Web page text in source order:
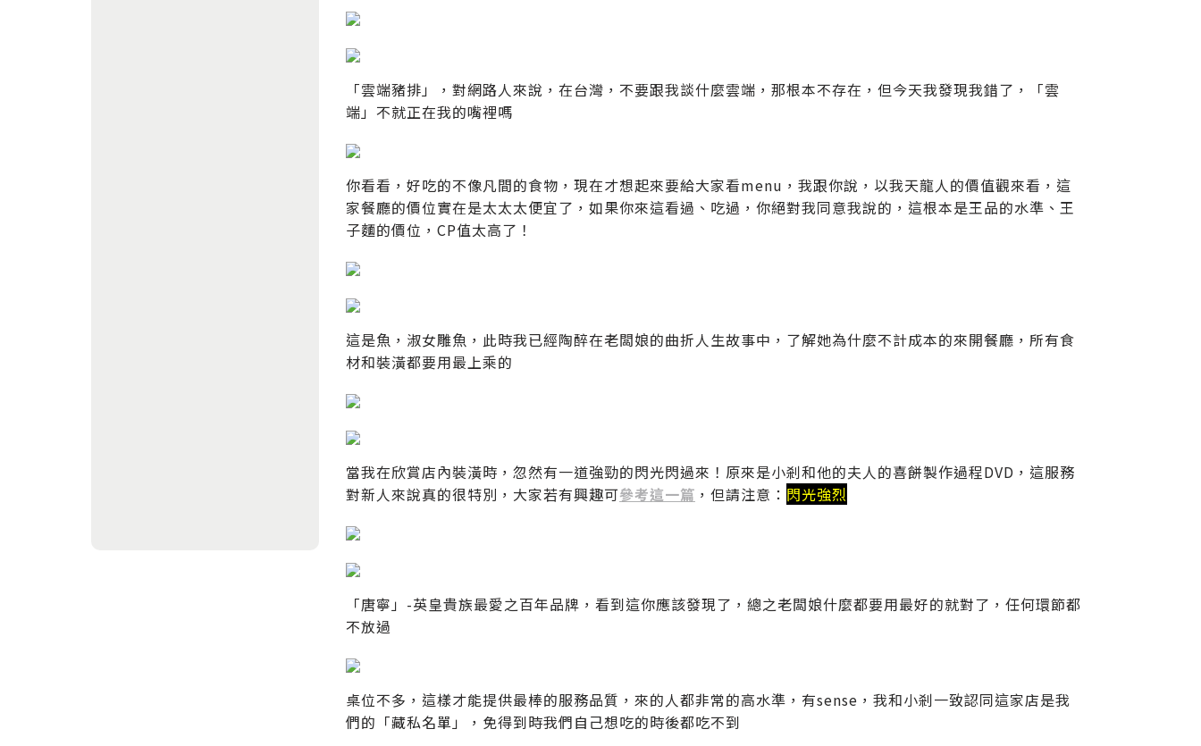
「雲端豬排」，對網路人來說，在台灣，不要跟我談什麼雲端，那根本不存在，但今天我發現我錯了，「雲
端」不就正在我的嘴裡嗎
你看看，好吃的不像凡間的食物，現在才想起來要給大家看menu，我跟你說，以我天龍人的價值觀來看，這
家餐廳的價位實在是太太太便宜了，如果你來這看過、吃過，你絕對我同意我說的，這根本是王品的水準、王
子麵的價位，CP值太高了！
這是魚，淑女雕魚，此時我已經陶醉在老闆娘的曲折人生故事中，了解她為什麼不計成本的來開餐廳，所有食
材和裝潢都要用最上乘的
當我在欣賞店內裝潢時，忽然有一道強勁的閃光閃過來！原來是小剎和他的夫人的喜餅製作過程DVD，這服務
對新人來說真的很特別，大家若有興趣可參考這一篇 ，但請注意： 閃光強烈
「唐寧」-英皇貴族最愛之百年品牌，看到這你應該發現了，總之老闆娘什麼都要用最好的就對了，任何環節都
不放過
桌位不多，這樣才能提供最棒的服務品質，來的人都非常的高水準，有sense，我和小剎一致認同這家店是我
們的「藏私名單」，免得到時我們自己想吃的時後都吃不到